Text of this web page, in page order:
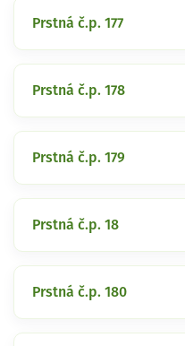
Prstná č.p. 177
Prstná č.p. 178
Prstná č.p. 179
Prstná č.p. 18
Prstná č.p. 180